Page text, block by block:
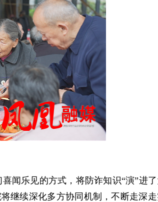
闻乐见的方式，将防诈知识“演”进
继续深化多方协同机制，不断走深